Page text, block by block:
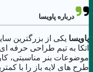
درباره پاویسا
پاویسایکی از بزرگترین
اتکا به تیم طراحی حرفه
موضوعات بنر مناسبتی،
طرح های لایه باز را با